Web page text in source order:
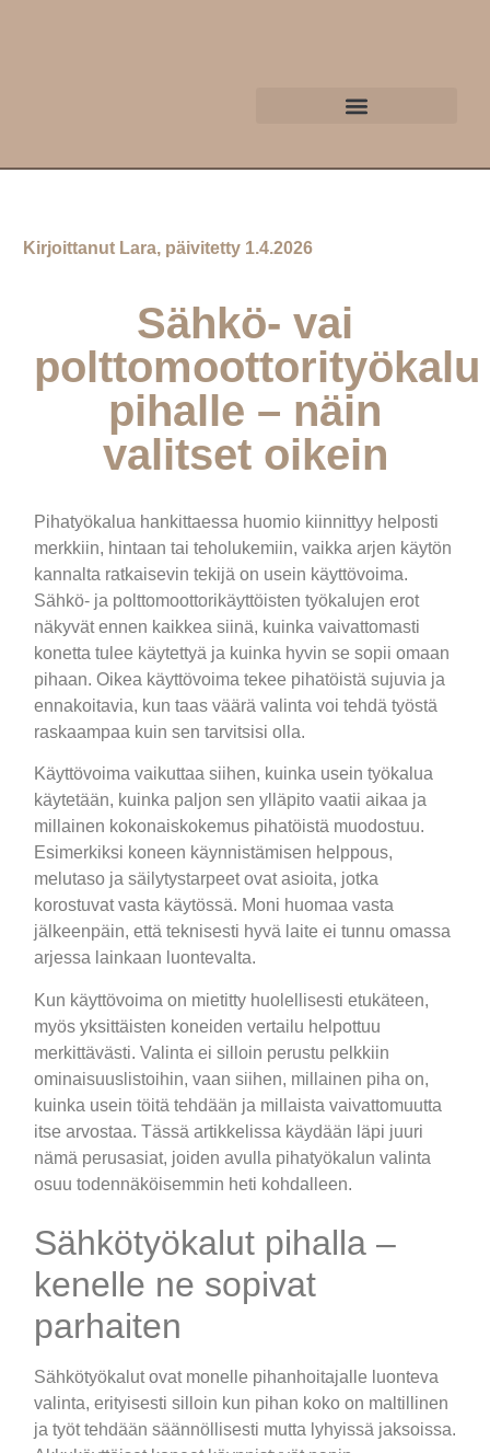
Kirjoittanut Lara, päivitetty 1.4.2026
Sähkö- vai
polttomoottorityökalu
pihalle – näin
valitset oikein
Pihatyökalua hankittaessa huomio kiinnittyy helposti
merkkiin, hintaan tai teholukemiin, vaikka arjen käytön
kannalta ratkaisevin tekijä on usein käyttövoima.
Sähkö- ja polttomoottorikäyttöisten työkalujen erot
näkyvät ennen kaikkea siinä, kuinka vaivattomasti
konetta tulee käytettyä ja kuinka hyvin se sopii omaan
pihaan. Oikea käyttövoima tekee pihatöistä sujuvia ja
ennakoitavia, kun taas väärä valinta voi tehdä työstä
raskaampaa kuin sen tarvitsisi olla.
Käyttövoima vaikuttaa siihen, kuinka usein työkalua
käytetään, kuinka paljon sen ylläpito vaatii aikaa ja
millainen kokonaiskokemus pihatöistä muodostuu.
Esimerkiksi koneen käynnistämisen helppous,
melutaso ja säilytystarpeet ovat asioita, jotka
korostuvat vasta käytössä. Moni huomaa vasta
jälkeenpäin, että teknisesti hyvä laite ei tunnu omassa
arjessa lainkaan luontevalta.
Kun käyttövoima on mietitty huolellisesti etukäteen,
myös yksittäisten koneiden vertailu helpottuu
merkittävästi. Valinta ei silloin perustu pelkkiin
ominaisuuslistoihin, vaan siihen, millainen piha on,
kuinka usein töitä tehdään ja millaista vaivattomuutta
itse arvostaa. Tässä artikkelissa käydään läpi juuri
nämä perusasiat, joiden avulla pihatyökalun valinta
osuu todennäköisemmin heti kohdalleen.
Sähkötyökalut pihalla –
kenelle ne sopivat
parhaiten
Sähkötyökalut ovat monelle pihanhoitajalle luonteva
valinta, erityisesti silloin kun pihan koko on maltillinen
ja työt tehdään säännöllisesti mutta lyhyissä jaksoissa.